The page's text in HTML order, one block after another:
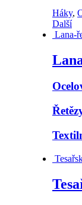
Háky,
Další
Lana-